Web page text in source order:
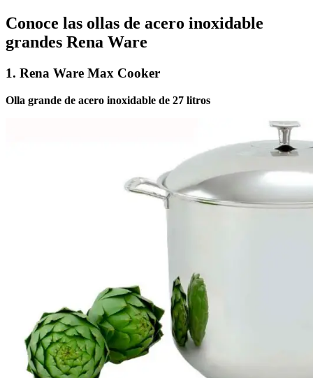
Conoce las ollas de acero inoxidable
grandes Rena Ware
1. Rena Ware Max Cooker
Olla grande de acero inoxidable de 27 litros